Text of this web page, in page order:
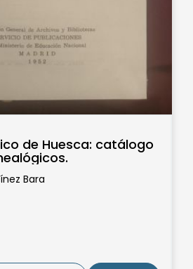
de Huesca: catálogo
Bara